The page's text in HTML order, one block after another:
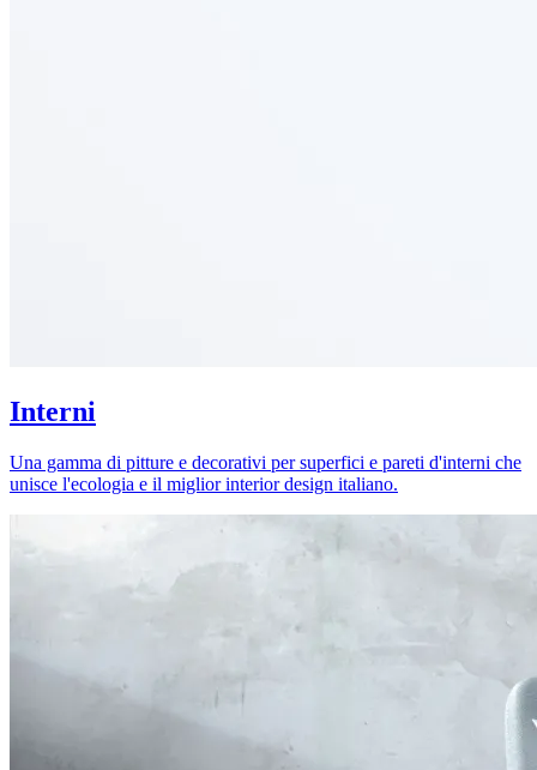
Interni
Una gamma di pitture e decorativi per superfici e pareti d'interni che
unisce l'ecologia e il miglior interior design italiano.